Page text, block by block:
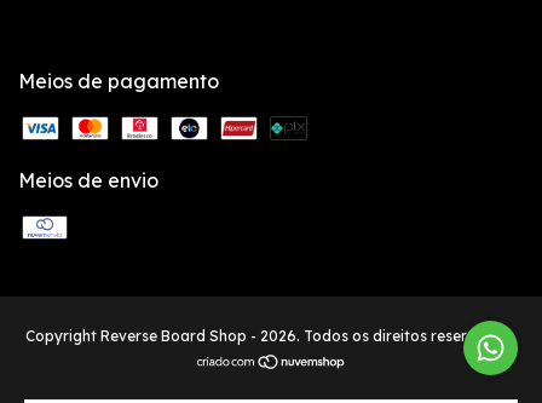
Meios de pagamento
Meios de envio
Copyright Reverse Board Shop - 2026. Todos os direitos reservados.